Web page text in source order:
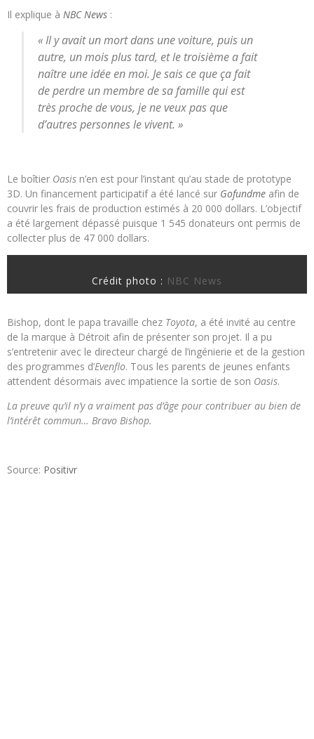
Il explique à NBC News :
« Il y avait un mort dans une voiture, puis un
autre, un mois plus tard, et le troisième a fait
naître une idée en moi. Je sais ce que ça fait
de perdre un membre de sa famille qui est
très proche de vous, je ne veux pas que
d’autres personnes le vivent. »
Le boîtier Oasis n’en est pour l’instant qu’au stade de prototype
3D. Un financement participatif a été lancé sur Gofundme afin de
couvrir les frais de production estimés à 20 000 dollars. L’objectif
a été largement dépassé puisque 1 545 donateurs ont permis de
collecter plus de 47 000 dollars.
Crédit photo : NBC News
Bishop, dont le papa travaille chez Toyota, a été invité au centre
de la marque à Détroit afin de présenter son projet. Il a pu
s’entretenir avec le directeur chargé de l’ingénierie et de la gestion
des programmes d’Evenflo. Tous les parents de jeunes enfants
attendent désormais avec impatience la sortie de son Oasis.
La preuve qu’il n’y a vraiment pas d’âge pour contribuer au bien de
l’intérêt commun… Bravo Bishop.
Source: Positivr